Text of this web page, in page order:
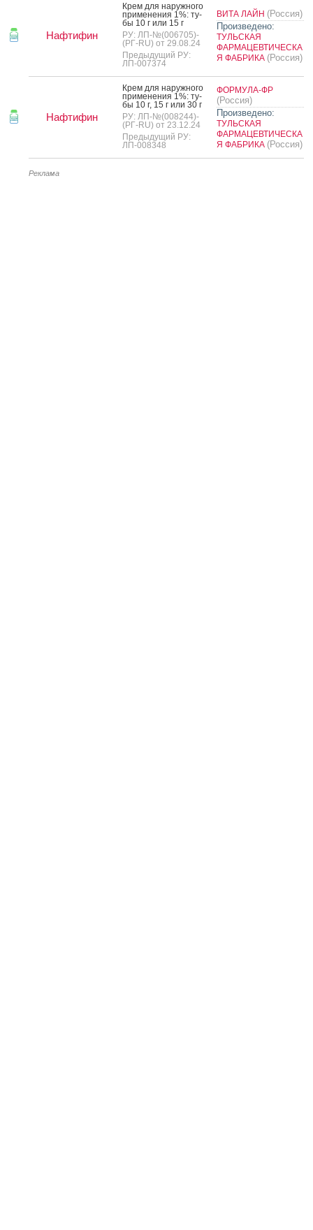
Нафтифин
Крем для на­руж­но­го
при­мене­ния 1%: ту­
бы 10 г или 15 г
РУ: ЛП-№(006705)-
(РГ-RU) от 29.08.24
Предыдущий РУ:
ЛП-007374
ВИТА ЛАЙН (Россия)
Произведено:
ТУЛЬСКАЯ
ФАРМАЦЕВТИЧЕСКА
Я ФАБРИКА (Россия)
Нафтифин
Крем для на­руж­но­го
при­мене­ния 1%: ту­
бы 10 г, 15 г или 30 г
РУ: ЛП-№(008244)-
(РГ-RU) от 23.12.24
Предыдущий РУ:
ЛП-008348
ФОРМУЛА-ФР
(Россия)
Произведено:
ТУЛЬСКАЯ
ФАРМАЦЕВТИЧЕСКА
Я ФАБРИКА (Россия)
Реклама